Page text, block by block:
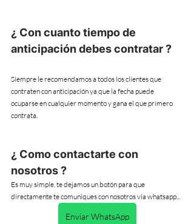
¿ Con cuanto tiempo de
anticipación debes contratar ?
Siempre le recomendamos a todos los clientes que
contraten con anticipación ya que la fecha puede
ocuparse en cualquier momento y gana el que primero
contrata.
¿ Como contactarte con
nosotros ?
Es muy simple, te dejamos un botón para que
directamente te comuniques con nosotros via whatsapp...
Enviar WhatsApp